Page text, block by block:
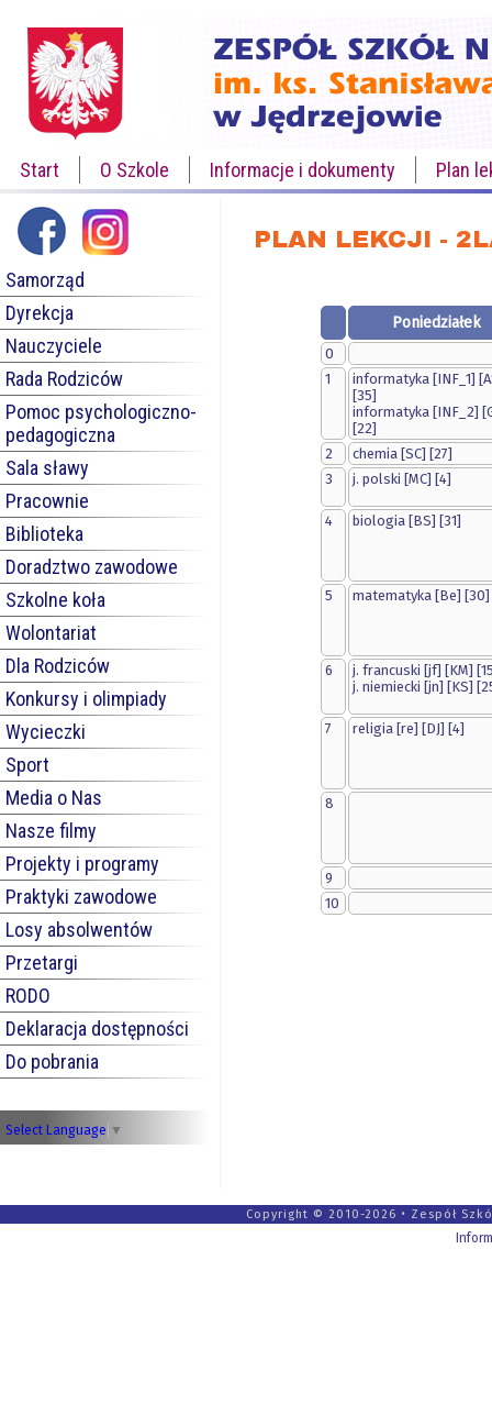
Start O Szkole Informacje i dokumenty Plan
Samorząd
Dyrekcja
Nauczyciele
Rada Rodziców
Pomoc psychologiczno-
pedagogiczna
Sala sławy
Pracownie
Biblioteka
Doradztwo zawodowe
Szkolne koła
Wolontariat
Dla Rodziców
Konkursy i olimpiady
Wycieczki
Sport
Media o Nas
Nasze filmy
Projekty i programy
Praktyki zawodowe
Losy absolwentów
Przetargi
RODO
Deklaracja dostępności
Do pobrania
Select Language ▼
PLAN LEKCJI -
Poniedziałek
0
1
informatyka [INF_1]
[35]
informatyka [INF_2]
[22]
2
chemia [SC] [27]
3
j. polski [MC] [4]
4 biologia [BS] [31]
5 matematyka [Be] [30]
6
j. francuski [jf] [KM]
j. niemiecki [jn] [KS]
7 religia [re] [DJ] [4]
8
9
10
Copyright © 2010-2026 • Zespół